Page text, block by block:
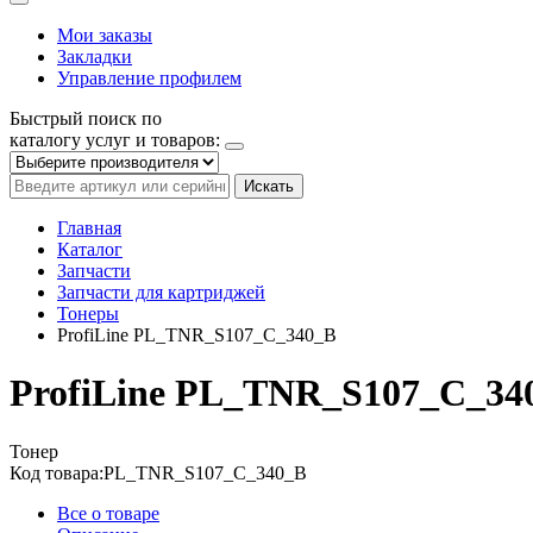
Мои заказы
Закладки
Управление профилем
Быстрый поиск по
каталогу услуг и товаров:
Искать
Главная
Каталог
Запчасти
Запчасти для картриджей
Тонеры
ProfiLine PL_TNR_S107_C_340_B
ProfiLine
Тонер
Код товара:PL_TNR_S107_C_340_B
Все о товаре